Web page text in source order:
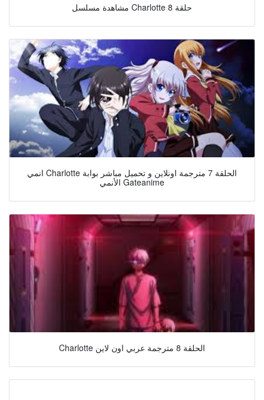
مشاهدة مسلسل Charlotte حلقة 8
انمي Charlotte الحلقة 7 مترجمة اونلاين و تحميل مباشر بوابة
الأنمي Gateanime
Charlotte الحلقة 8 مترجمة عربي اون لاين